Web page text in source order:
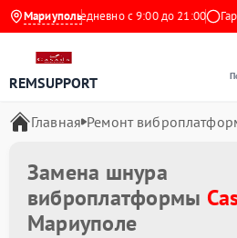
Мариуполь
Ежедневно с 9:00 до 21:00
REMSUPPORT
Главная Ремонт
Замена шнура
виброплатформы
Мариуполе